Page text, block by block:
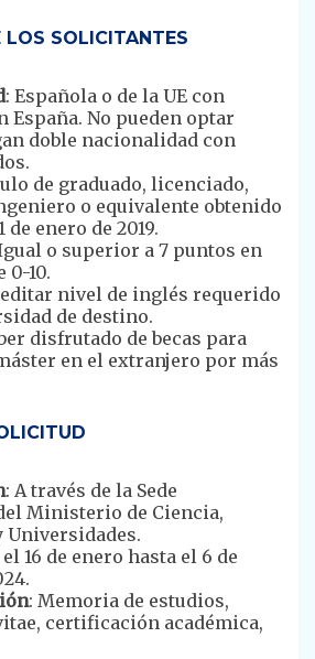
LOS SOLICITANTES
: Española o de la UE con
España. No pueden optar
doble nacionalidad con
de graduado, licenciado,
o equivalente obtenido
de enero de 2019.
o superior a 7 puntos en
0-10.
nivel de inglés requerido
de destino.
disfrutado de becas para
en el extranjero por más
: A través de la Sede
Ministerio de Ciencia,
Universidades.
el 16 de enero hasta el 6 de
: Memoria de estudios,
certificación académica,